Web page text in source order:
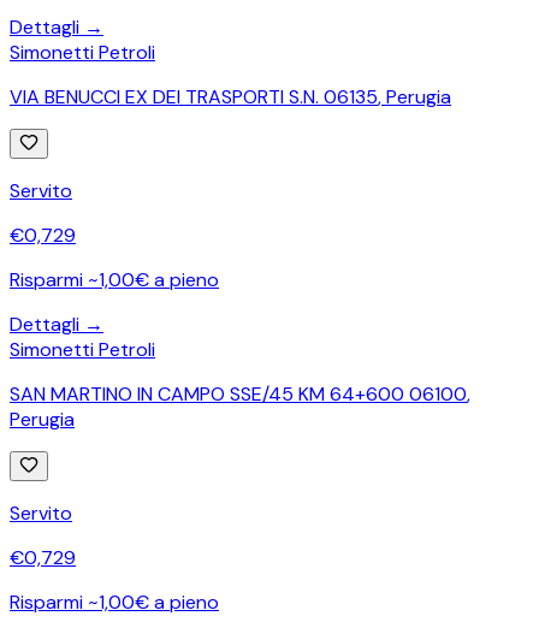
Dettagli →
Simonetti Petroli
VIA BENUCCI EX DEI TRASPORTI S.N. 06135,Perugia
Servito
€0,729
Risparmi ~1,00€ a pieno
Dettagli →
Simonetti Petroli
SAN MARTINO IN CAMPO SSE/45 KM 64+600 06100,
Perugia
Servito
€0,729
Risparmi ~1,00€ a pieno